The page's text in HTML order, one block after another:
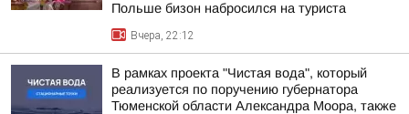
Польше бизон набросился на туриста
Вчера, 22:12
В рамках проекта "Чистая вода", который
реализуется по поручению губернатора
Тюменской области Александра Моора, также